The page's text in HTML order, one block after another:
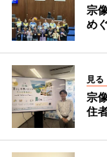
宗
め
見る
宗
住